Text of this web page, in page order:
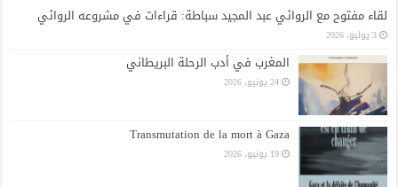
لقاء مفتوح مع الروائي عبد المجيد سباطة: قراءات في مشروعه الروائي
3 يوليو، 2026
المغرب في أدب الرحلة البريطاني
24 يونيو، 2026
Transmutation de la mort à Gaza
19 يونيو، 2026